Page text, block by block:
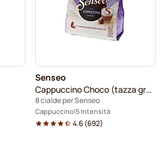
Senseo
Cappuccino Choco (tazza grande)
8 cialde per Senseo
Cappuccino 5 Intensità
4.6(692)